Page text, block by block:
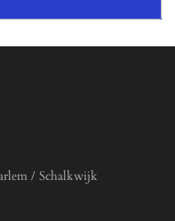
/ Schalkwijk